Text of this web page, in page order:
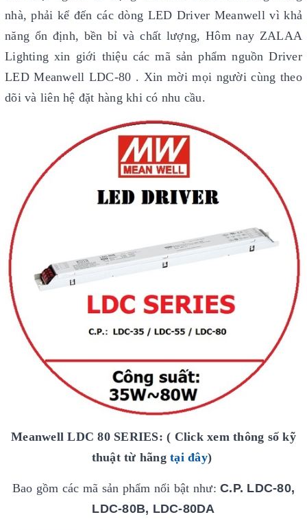
nhà, phải kể đến các dòng LED Driver Meanwell vì khả
năng ổn định, bền bỉ và chất lượng, Hôm nay ZALAA
Lighting xin giới thiệu các mã sản phẩm nguồn Driver
LED Meanwell LDC-80 . Xin mời mọi người cùng theo
dõi và liên hệ đặt hàng khi có nhu cầu.
Meanwell LDC 80 SERIES: ( Click xem thông số kỹ
thuật từ hãngtại đây)
Bao gồm các mã sản phẩm nổi bật như:C.P. LDC-80,
LDC-80B, LDC-80DA